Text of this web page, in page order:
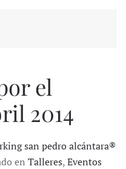
el
2014
san pedro alcántara®
en Talleres,Eventos